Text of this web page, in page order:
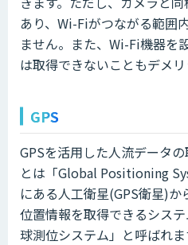
あり、Wi-Fiがつながる範囲
ません。また、Wi-Fi機器を
は取得できないこともデメリ
GPS
GPSを活用した人流データ
とは「Global Positioning
にある人工衛星(GPS衛星)
位置情報を取得できるシス
球測位システム」と呼ばれま